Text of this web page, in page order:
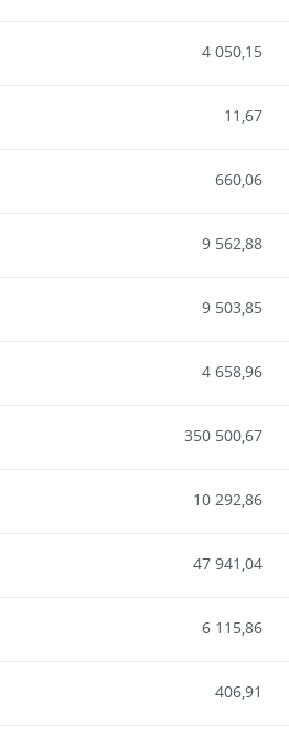
4 050,15
11,67
660,06
9 562,88
9 503,85
4 658,96
350 500,67
10 292,86
47 941,04
6 115,86
406,91